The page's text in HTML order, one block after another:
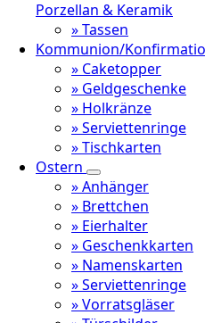
Porzellan & Keramik
» Tassen
Kommunion/
» Caketopper
» Geldgeschenke
» Holkränze
» Serviettenringe
» Tischkarten
Ostern
» Anhänger
» Brettchen
» Eierhalter
» Geschenkkarten
» Namenskarten
» Serviettenringe
» Vorratsgläser